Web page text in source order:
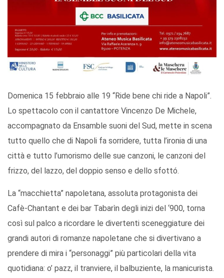
Domenica 15 febbraio alle 19 “Ride bene chi ride a Napoli”.
Lo spettacolo con il cantattore Vincenzo De Michele,
accompagnato da Ensamble suoni del Sud, mette in scena
tutto quello che di Napoli fa sorridere, tutta l’ironia di una
città e tutto l’umorismo delle sue canzoni, le canzoni del
frizzo, del lazzo, del doppio senso e dello sfottó.
La “macchietta” napoletana, assoluta protagonista dei
Cafè-Chantant e dei bar Tabarìn degli inizi del ‘900, torna
così sul palco a ricordare le divertenti sceneggiature dei
grandi autori di romanze napoletane che si divertivano a
prendere di mira i “personaggi” più particolari della vita
quotidiana: o’ pazz, il tranviere, il balbuziente, la manicurista.